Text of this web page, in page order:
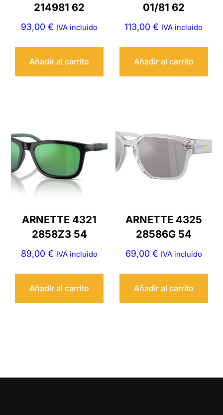
214981 62
93,00€ IVA incluido
Añadir al carrito
01/81 62
113,00€ IVA incluido
Añadir al carrito
ARNETTE 4321
2858Z3 54
89,00€ IVA incluido
Añadir al carrito
ARNETTE 4325
28586G 54
69,00 € IVA incluido
Añadir al carrito